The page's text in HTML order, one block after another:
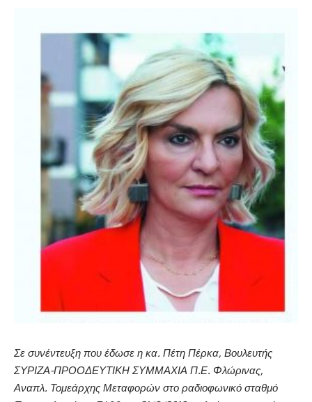
Σε συνέντευξη που έδωσε η κα. Πέτη Πέρκα, Βουλευτής
ΣΥΡΙΖΑ-ΠΡΟΟΔΕΥΤΙΚΗ ΣΥΜΜΑΧΙΑ Π.Ε. Φλώρινας,
Αναπλ. Τομεάρχης Μεταφορών στο ραδιοφωνικό σταθμό